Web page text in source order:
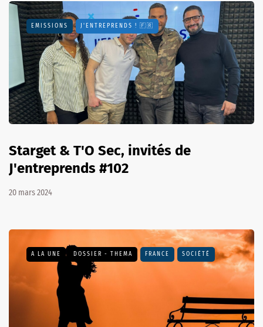
EMISSIONS J'ENTREPRENDS ! 🇫🇷
Starget & T'O Sec, invités de
J'entreprends #102
20 mars 2024
A LA UNE DOSSIER - THEMA FRANCE SOCIÉTÉ